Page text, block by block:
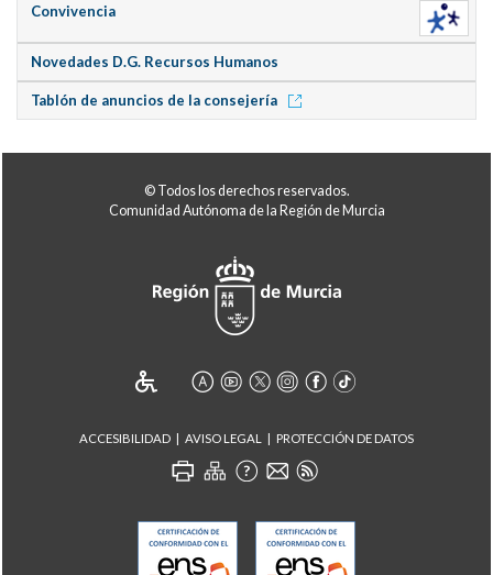
Convivencia
Novedades D.G. Recursos Humanos
Tablón de anuncios de la consejería
© Todos los derechos reservados.
Comunidad Autónoma de la Región de Murcia
ACCESIBILIDAD AVISO LEGAL PROTECCIÓN DE DATOS